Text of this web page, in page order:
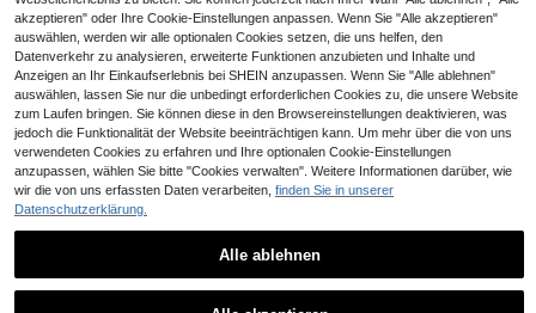
akzeptieren" oder Ihre Cookie-Einstellungen anpassen. Wenn Sie "Alle akzeptieren"
auswählen, werden wir alle optionalen Cookies setzen, die uns helfen, den
Datenverkehr zu analysieren, erweiterte Funktionen anzubieten und Inhalte und
Anzeigen an Ihr Einkaufserlebnis bei SHEIN anzupassen. Wenn Sie "Alle ablehnen"
auswählen, lassen Sie nur die unbedingt erforderlichen Cookies zu, die unsere Website
zum Laufen bringen. Sie können diese in den Browsereinstellungen deaktivieren, was
jedoch die Funktionalität der Website beeinträchtigen kann. Um mehr über die von uns
verwendeten Cookies zu erfahren und Ihre optionalen Cookie-Einstellungen
anzupassen, wählen Sie bitte "Cookies verwalten". Weitere Informationen darüber, wie
wir die von uns erfassten Daten verarbeiten, finden Sie in unserer
Datenschutzerklärung.
Alle ablehnen